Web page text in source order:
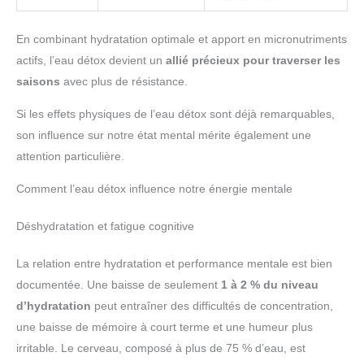
En combinant hydratation optimale et apport en micronutriments
actifs, l’eau détox devient un allié précieux pour traverser les
saisons avec plus de résistance.
Si les effets physiques de l’eau détox sont déjà remarquables,
son influence sur notre état mental mérite également une
attention particulière.
Comment l’eau détox influence notre énergie mentale
Déshydratation et fatigue cognitive
La relation entre hydratation et performance mentale est bien
documentée. Une baisse de seulement 1 à 2 % du niveau
d’hydratation peut entraîner des difficultés de concentration,
une baisse de mémoire à court terme et une humeur plus
irritable. Le cerveau, composé à plus de 75 % d’eau, est